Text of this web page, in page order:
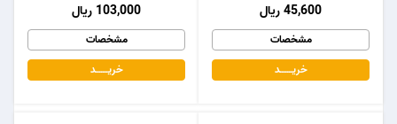
103,000 ریال
مشخصات
خریـــــــد
45,600 ریال
مشخصات
خریـــــــد